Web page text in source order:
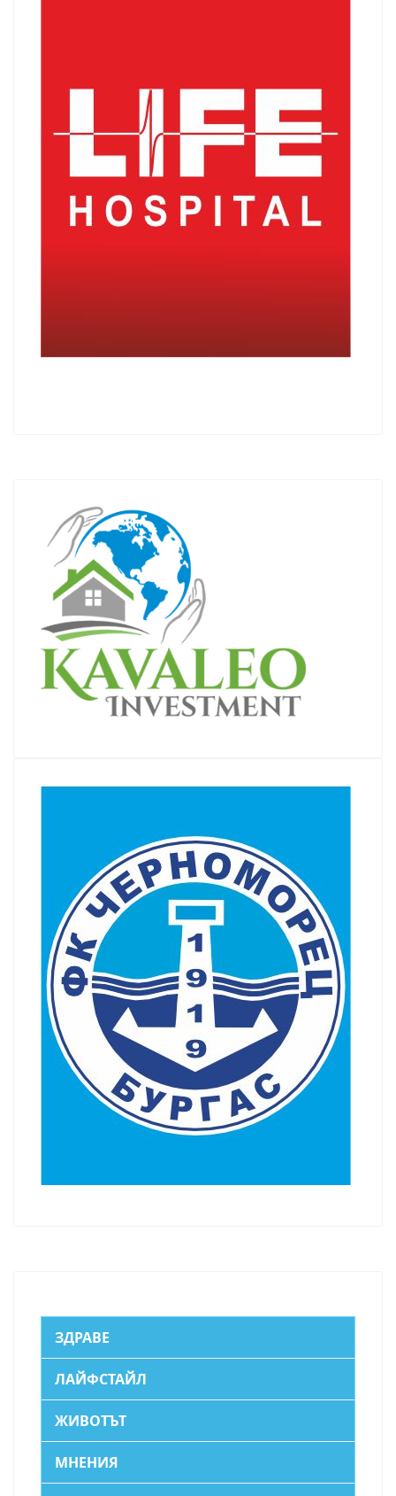
ЗДРАВЕ
ЛАЙФСТАЙЛ
ЖИВОТЪТ
МНЕНИЯ